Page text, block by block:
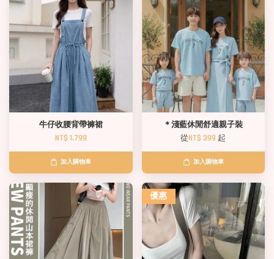
牛仔收腰背帶褲裙
NT$ 1,799
加入購物車
＊淺藍休閒舒適親子裝
從NT$ 399 起
加入購物車
優惠